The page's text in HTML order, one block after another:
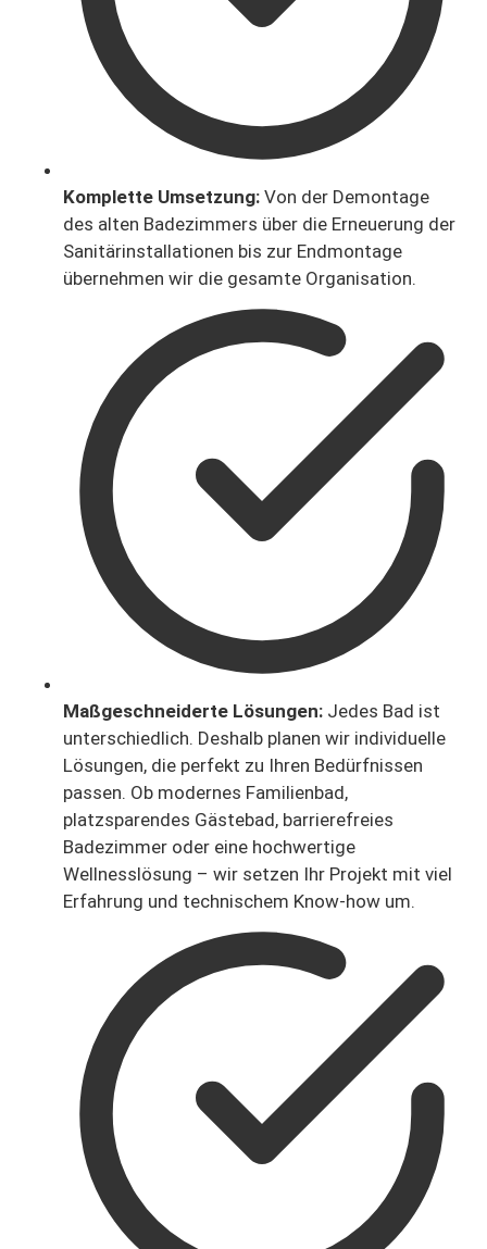
Komplette Umsetzung: Von der Demontage
des alten Badezimmers über die Erneuerung der
Sanitärinstallationen bis zur Endmontage
übernehmen wir die gesamte Organisation.
Maßgeschneiderte Lösungen: Jedes Bad ist
unterschiedlich. Deshalb planen wir individuelle
Lösungen, die perfekt zu Ihren Bedürfnissen
passen. Ob modernes Familienbad,
platzsparendes Gästebad, barrierefreies
Badezimmer oder eine hochwertige
Wellnesslösung – wir setzen Ihr Projekt mit viel
Erfahrung und technischem Know-how um.